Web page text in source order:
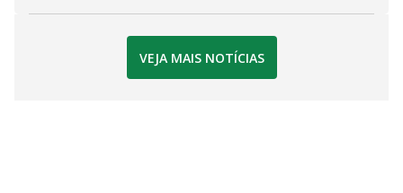
VEJA MAIS NOTÍCIAS